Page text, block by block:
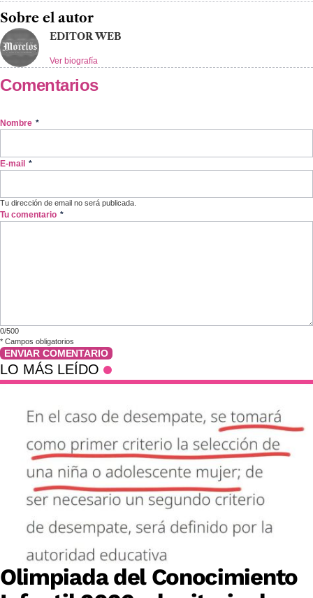
Sobre el autor
EDITOR WEB
Ver biografía
Comentarios
Nombre *
E-mail *
Tu dirección de email no será publicada.
Tu comentario *
0/500
* Campos obligatorios
ENVIAR COMENTARIO
LO MÁS LEÍDO
Olimpiada del Conocimiento